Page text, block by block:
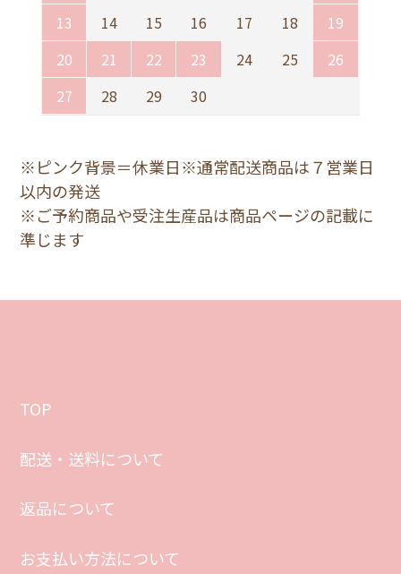
13
14 15 16 17 18
19
20
21 22 23 24 25
26
27
28 29 30
※ピンク背景＝休業日※通常配送商品は７営業日
以内の発送
※ご予約商品や受注生産品は商品ページの記載に
準じます
TOP
配送・送料について
返品について
お支払い方法について